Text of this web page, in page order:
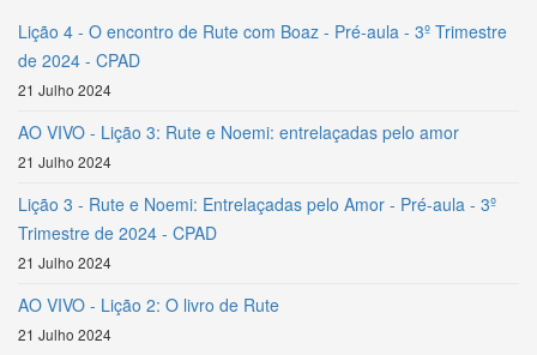
Lição 4 - O encontro de Rute com Boaz - Pré-aula - 3º Trimestre
de 2024 - CPAD
21 Julho 2024
AO VIVO - Lição 3: Rute e Noemi: entrelaçadas pelo amor
21 Julho 2024
Lição 3 - Rute e Noemi: Entrelaçadas pelo Amor - Pré-aula - 3º
Trimestre de 2024 - CPAD
21 Julho 2024
AO VIVO - Lição 2: O livro de Rute
21 Julho 2024